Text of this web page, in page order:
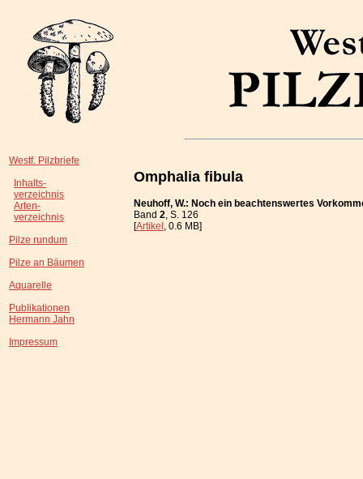
Westf. Pilzbriefe
Inhalts-
verzeichnis
Arten-
verzeichnis
Pilze rundum
Pilze an Bäumen
Aquarelle
Publikationen
Hermann Jahn
Impressum
Omphalia fibula
Neuhoff, W.: Noch ein beachtenswertes
Band 2, S. 126
[Artikel, 0.6 MB]